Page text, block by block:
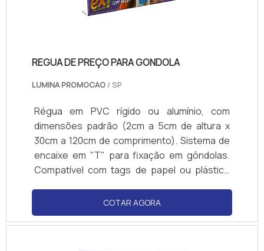
REGUA DE PREÇO PARA GONDOLA
LUMINA PROMOCAO / SP
Régua em PVC rígido ou alumínio, com
dimensões padrão (2cm a 5cm de altura x
30cm a 120cm de comprimento). Sistema de
encaixe em "T" para fixação em gôndolas.
Compatível com tags de papel ou plástico
personalizáveis e opção de impressão direta
(logotipos, códigos de barras). Resistente a
impactos e produtos de limpeza.
COTAR AGORA